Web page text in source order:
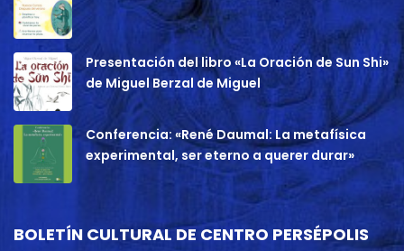
Presentación del libro «La Oración de Sun Shi»
de Miguel Berzal de Miguel
Conferencia: «René Daumal: La metafísica
experimental, ser eterno a querer durar»
BOLETÍN CULTURAL DE CENTRO PERSÉPOLIS